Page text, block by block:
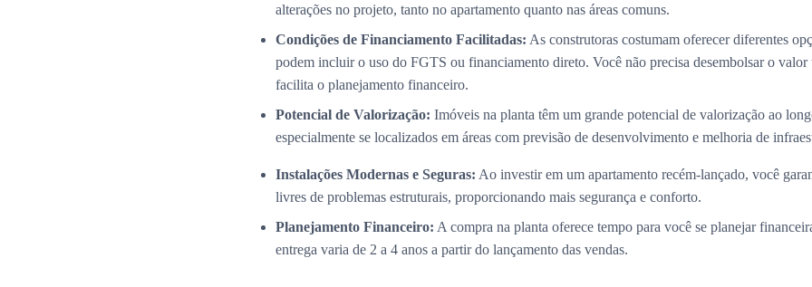
alterações no projeto, tanto no apartamento quanto nas áreas comuns.
Condições de Financiamento Facilitadas: As construtoras costumam oferecer diferentes
podem incluir o uso do FGTS ou financiamento direto. Você não precisa desembolsar o valor
facilita o planejamento financeiro.
Potencial de Valorização: Imóveis na planta têm um grande potencial de valorização ao
especialmente se localizados em áreas com previsão de desenvolvimento e melhoria de
Instalações Modernas e Seguras: Ao investir em um apartamento recém-lançado, você
livres de problemas estruturais, proporcionando mais segurança e conforto.
Planejamento Financeiro: A compra na planta oferece tempo para você se planejar
entrega varia de 2 a 4 anos a partir do lançamento das vendas.